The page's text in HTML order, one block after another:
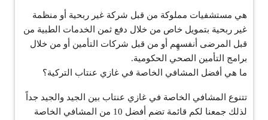
هي مستشفيات مملوكة من قبل شركة غير ربحية أو منظمة
غير ربحية بتمويل خاص من خلال دفع ثمن الخدمات الطبية من
قبل المرضى أنفسهِم أو من قبل شركات التأمين أو من خلال
برامج التأمين الصحي الحكومية.
ما هي أفضل المشافي الخاصة في غازي عنتاب التركية؟
تتنوع المشافي الخاصة في غازي عنتاب بين الجيد والجيد جداً
لذلك جمعنا لكم قائمة تضم أفضل 10 من المشافي الخاصة